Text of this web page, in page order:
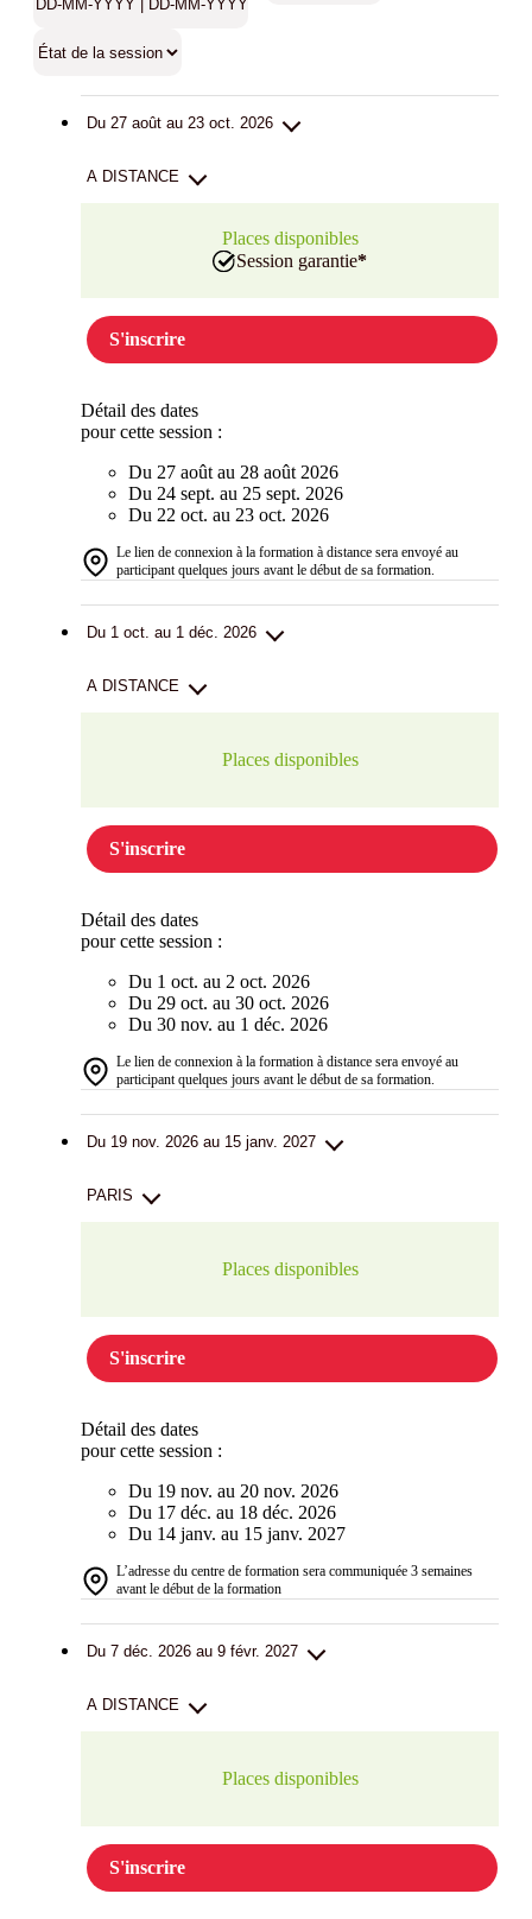
Du 27 août au 23 oct. 2026
A DISTANCE
Places disponibles
Session garantie*
S'inscrire
Détail des dates
pour cette session :
Du 27 août au 28 août 2026
Du 24 sept. au 25 sept. 2026
Du 22 oct. au 23 oct. 2026
Le lien de connexion à la formation à distance sera envoyé au
participant quelques jours avant le début de sa formation.
Du 1 oct. au 1 déc. 2026
A DISTANCE
Places disponibles
S'inscrire
Détail des dates
pour cette session :
Du 1 oct. au 2 oct. 2026
Du 29 oct. au 30 oct. 2026
Du 30 nov. au 1 déc. 2026
Le lien de connexion à la formation à distance sera envoyé au
participant quelques jours avant le début de sa formation.
Du 19 nov. 2026 au 15 janv. 2027
PARIS
Places disponibles
S'inscrire
Détail des dates
pour cette session :
Du 19 nov. au 20 nov. 2026
Du 17 déc. au 18 déc. 2026
Du 14 janv. au 15 janv. 2027
L’adresse du centre de formation sera communiquée 3 semaines
avant le début de la formation
Du 7 déc. 2026 au 9 févr. 2027
A DISTANCE
Places disponibles
S'inscrire